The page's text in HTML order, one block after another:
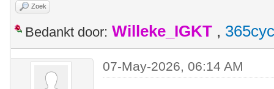
Zoek
Bedankt door: Willeke_IGKT ,
07-May-2026, 06:14 AM